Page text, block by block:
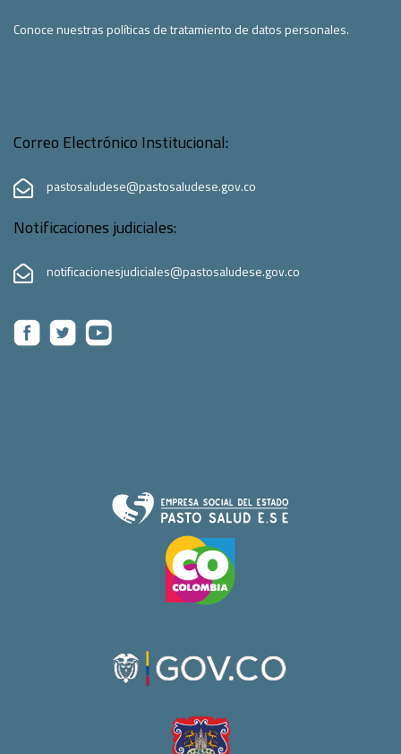
Conoce nuestras políticas de tratamiento de datos personales.
Correo Electrónico Institucional:
pastosaludese@pastosaludese.gov.co
Notificaciones judiciales:
notificacionesjudiciales@pastosaludese.gov.co